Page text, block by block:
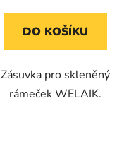
DO KOŠÍKU
Zásuvka pro skleněný
rámeček WELAIK.